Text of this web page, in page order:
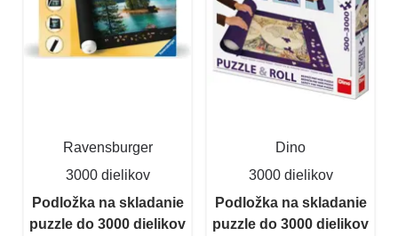
Ravensburger
3000 dielikov
Podložka na skladanie
puzzle do 3000 dielikov
Dino
3000 dielikov
Podložka na skladanie
puzzle do 3000 dielikov